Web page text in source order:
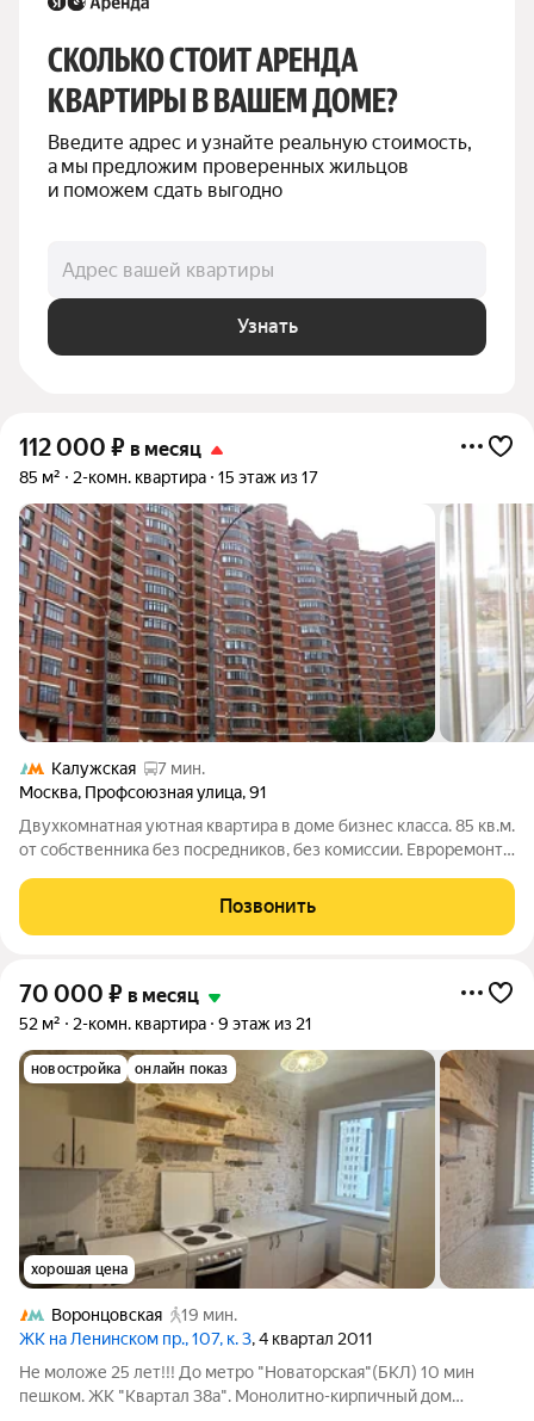
СКОЛЬКО СТОИТ АРЕНДА
КВАРТИРЫ В ВАШЕМ ДОМЕ?
Введите адрес и узнайте реальную стоимость,
а мы предложим проверенных жильцов
и поможем сдать выгодно
Адрес вашей квартиры
Узнать
112 000 ₽ в месяц
85 м² 2-комн. квартира 15 этаж из 17
Калужская
7 мин.
Москва, Профсоюзная улица,91
Двухкомнатная уютная квартира в доме бизнес класса. 85 кв.м.
от собственника без посредников, без комиссии. Евроремонт
комната 15 метров. Балкон застеклен. Итальянский кафель.
Стеклопакеты.
Позвонить
70 000 ₽ в месяц
52 м² 2-комн. квартира 9 этаж из 21
новостройка онлайн показ
хорошая цена
Воронцовская
19 мин.
ЖК на Ленинском пр., 107, к. 3, 4 квартал 2011
Не моложе 25 лет!!! До метро "Новаторская"(БКЛ) 10 мин
пешком. ЖК "Квартал 38а". Монолитно-кирпичный дом